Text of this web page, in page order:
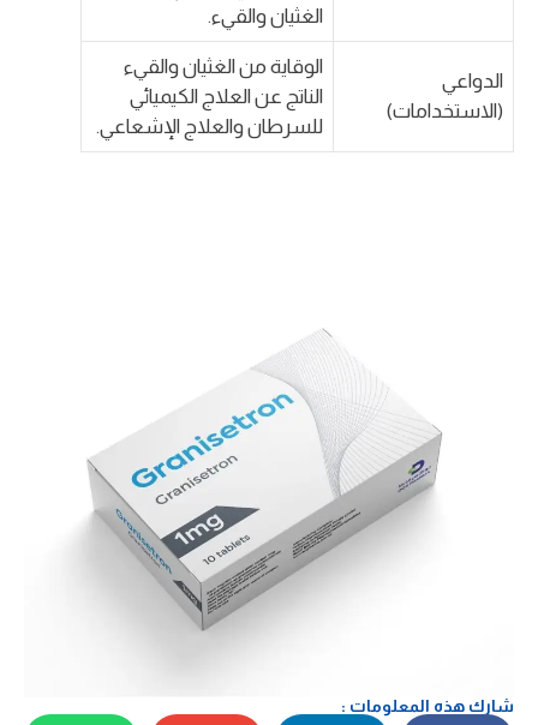
الغثيان والقيء.
الدواعي
(الاستخدامات)
الوقاية من الغثيان والقيء
الناتج عن العلاج الكيميائي
للسرطان والعلاج الإشعاعي.
شارك هذه المعلومات :